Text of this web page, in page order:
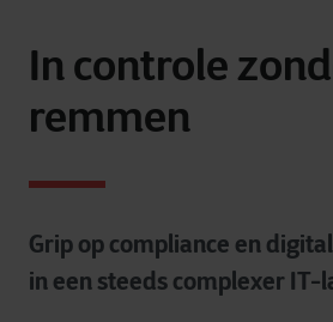
In controle
remmen
Grip op compliance en
in een steeds complexer IT-